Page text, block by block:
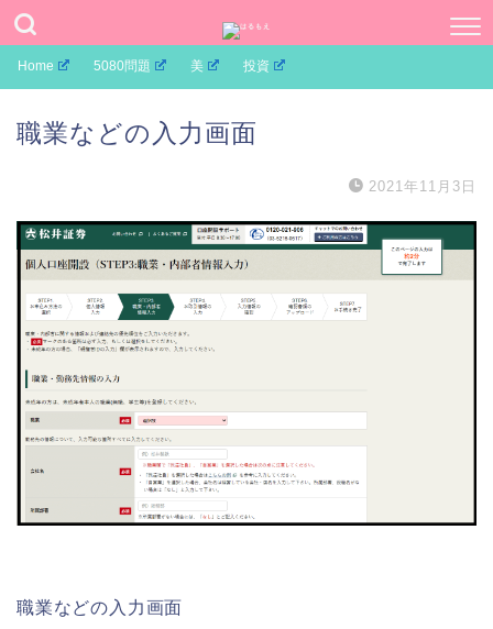
Home 5080問題 美 投資
職業などの入力画面
2021年11月3日
職業などの入力画面